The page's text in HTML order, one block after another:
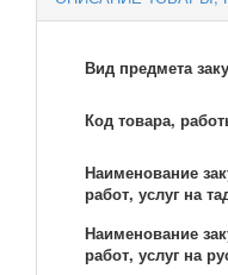
Вид предмета
Код товара,
Наименование
работ, услуг на
Наименование
работ, услуг на